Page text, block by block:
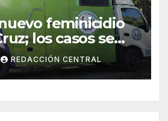
feminicidio
los casos se
en el país
REDACCIÓN CENTRAL